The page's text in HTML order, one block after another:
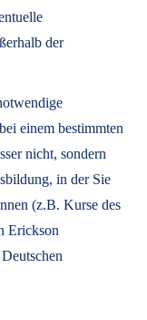
der
einem bestimmten
nicht, sondern
in der Sie
(z.B. Kurse des
Erickson